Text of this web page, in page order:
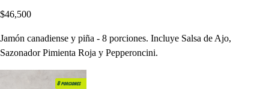
$46,500
Jamón canadiense y piña - 8 porciones. Incluye Salsa de Ajo,
Sazonador Pimienta Roja y Pepperoncini.